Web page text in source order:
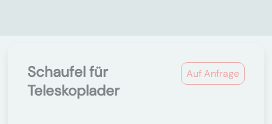
Auf Anfrage
Schaufel für
Teleskoplader